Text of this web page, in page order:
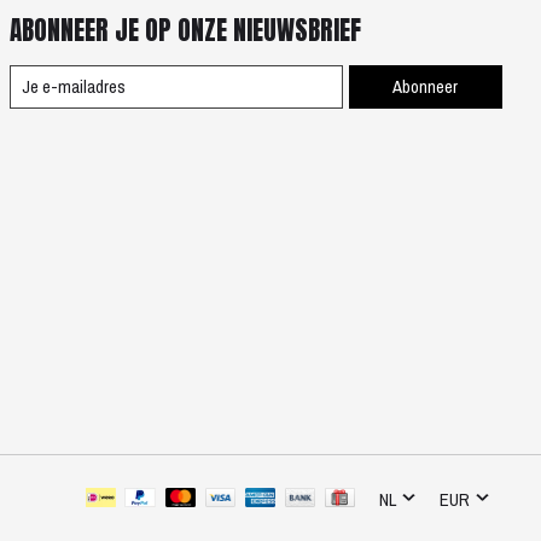
ABONNEER JE OP ONZE NIEUWSBRIEF
Abonneer
NL EUR